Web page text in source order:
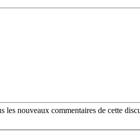
les nouveaux commentaires de cette